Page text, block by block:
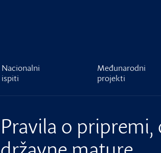
Nacionalni
ispiti
Međunarodni
projekti
Pravila o